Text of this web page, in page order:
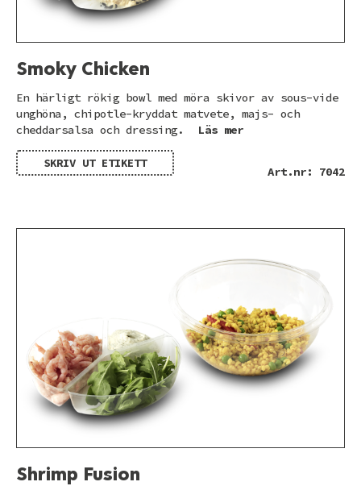
Smoky Chicken
En härligt rökig bowl med möra skivor av sous-vide
unghöna, chipotle-kryddat matvete, majs- och
cheddarsalsa och dressing.
Läs mer
SKRIV UT ETIKETT
Art.nr: 7042
Shrimp Fusion